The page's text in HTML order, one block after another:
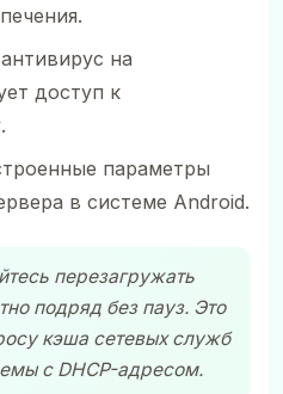
на
доступ к
параметры
в системе Android.
перезагружать
подряд без пауз. Это
кэша сетевых служб
с DHCP-адресом.